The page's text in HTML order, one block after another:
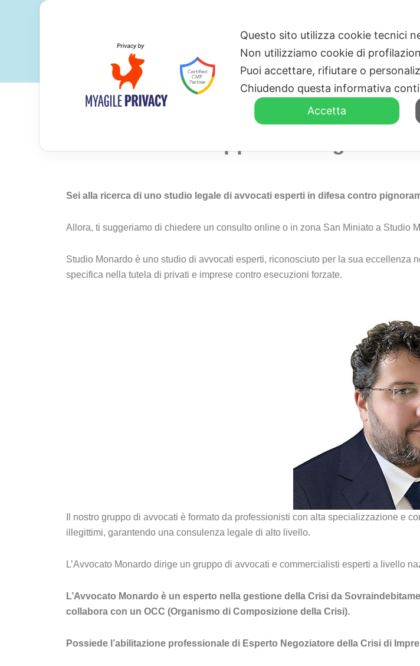
HOME
Sei alla ricerca di uno studio legale di avvocati esperti in difesa contro
Allora, ti suggeriamo di chiedere un consulto online o in zona San Miniato a Studio
Studio Monardo è uno studio di avvocati esperti, riconosciuto per la sua eccellenza
specifica nella tutela di privati e imprese contro esecuzioni forzate.
Il nostro gruppo di avvocati è formato da professionisti con alta specializzazione e
illegittimi, garantendo una consulenza legale di alto livello.
L’Avvocato Monardo dirige un gruppo di avvocati e commercialisti esperti a livello
L’Avvocato Monardo è un esperto nella gestione della Crisi da
collabora con un OCC (Organismo di Composizione della Crisi).
Possiede l’abilitazione professionale di Esperto Negoziatore della Crisi di
Questo sito utilizza cookie tecnici
Non utilizziamo cookie di
Puoi accettare, rifiutare o
Chiudendo questa informativa
Accetta